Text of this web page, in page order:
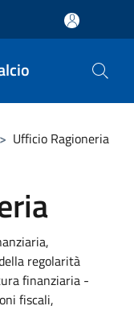
> Ufficio Ragioneria
regolarità
finanziaria -
fiscali,